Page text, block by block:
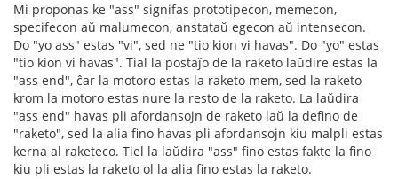
Mi proponas ke "ass" signifas prototipecon, memecon,
specifecon aŭ malumecon, anstataŭ egecon aŭ intensecon.
Do "yo ass" estas "vi", sed ne "tio kion vi havas". Do "yo" estas
"tio kion vi havas". Tial la postaĵo de la raketo laŭdire estas la
"ass end", ĉar la motoro estas la raketo mem, sed la raketo
krom la motoro estas nure la resto de la raketo. La laŭdira
"ass end" havas pli afordansojn de raketo laŭ la defino de
"raketo", sed la alia fino havas pli afordansojn kiu malpli estas
kerna al raketeco. Tiel la laŭdira "ass" fino estas fakte la fino
kiu pli estas la raketo ol la alia fino estas la raketo.